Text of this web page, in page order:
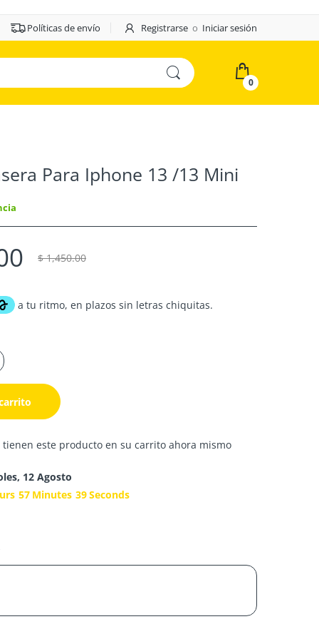
Políticas de envío Registrarse o Iniciar sesión
0
Para Iphone 13 /13 Mini
$ 1,450.00
tienen este producto en su carrito ahora mismo
12 Agosto
57 Minutes 38Seconds